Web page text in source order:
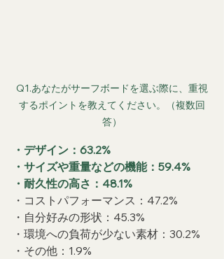
Q1.あなたがサーフボードを選ぶ際に、重視
するポイントを教えてください。（複数回
答）
・デザイン：63.2%
・サイズや重量などの機能：59.4%
・耐久性の高さ：48.1%
・コストパフォーマンス：47.2%
・自分好みの形状：45.3%
・環境への負荷が少ない素材：30.2%
・その他：1.9%